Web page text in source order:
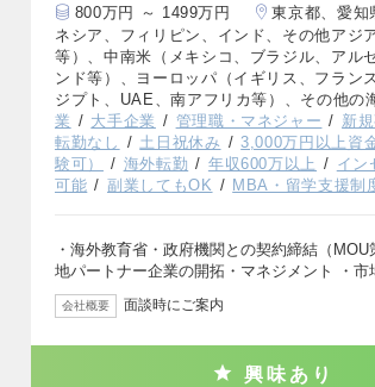
800万円 ～ 1499万円
東京都、愛知
ネシア、フィリピン、インド、その他アジ
等）、中南米（メキシコ、ブラジル、アル
ンド等）、ヨーロッパ（イギリス、フラン
ジプト、UAE、南アフリカ等）、その他の
業
大手企業 管理職・マネジャー 新
転勤なし
土日祝休み 3,000万円以上資
験可）
海外転勤 年収600万以上 イン
可能
副業してもOK MBA・留学支援制
・海外教育省・政府機関との契約締結（
地パートナー企業の開拓・マネジメント ・
会社概要 面談時にご案内
興味あり